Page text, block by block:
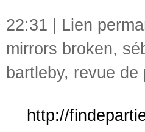
22:31 | Lien
mirrors broken,
bartleby, revue de
http://